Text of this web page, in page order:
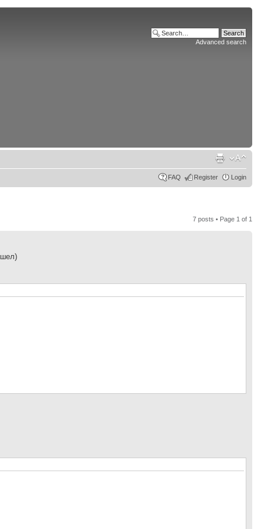
Advanced search
FAQ Register Login
7 posts • Page 1 of 1